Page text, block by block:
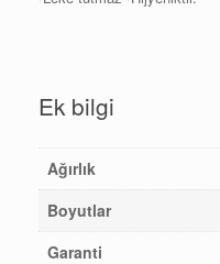
Ek bilgi
Ağırlık
Boyutlar
Garanti